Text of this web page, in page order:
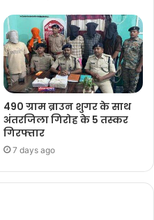
490 ग्राम ब्राउन शुगर के साथ
अंतरजिला गिरोह के 5 तस्कर
गिरफ्तार
7 days ago